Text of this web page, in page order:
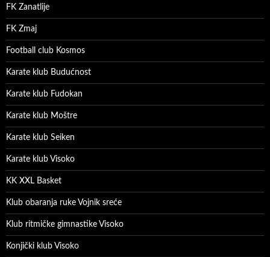
FK Zanatlije
FK Zmaj
Football club Kosmos
Karate klub Budućnost
Karate klub Fudokan
Karate klub Moštre
Karate klub Seiken
Karate klub Visoko
KK XXL Basket
Klub obaranja ruke Vojnik sreće
Klub ritmičke gimnastike Visoko
Konjički klub Visoko